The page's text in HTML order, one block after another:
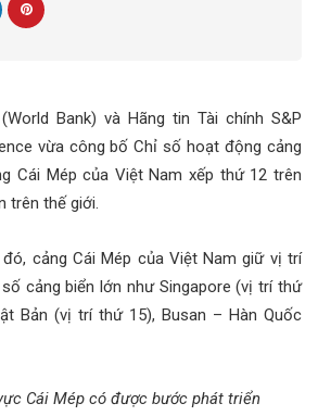
Bank) và Hãng tin Tài chính S&P
vừa công bố Chỉ số hoạt động cảng
Cái Mép của Việt Nam xếp thứ 12 trên
trên thế giới.
cảng Cái Mép của Việt Nam giữ vị trí
cảng biển lớn như Singapore (vị trí thứ
Bản (vị trí thứ 15), Busan – Hàn Quốc
Cái Mép có được bước phát triển